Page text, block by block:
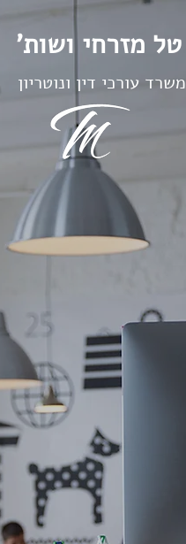
טל מזרחי ושות'
משרד עורכי דין ונוטריון